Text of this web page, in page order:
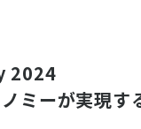
2024
ミーが実現